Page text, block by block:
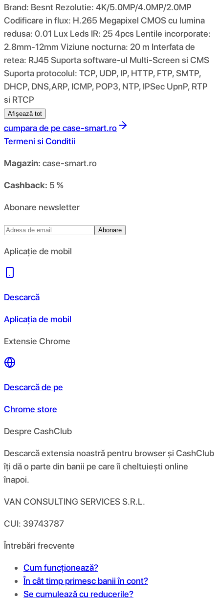
Brand: Besnt Rezolutie: 4K/5.0MP/4.0MP/2.0MP
Codificare in flux: H.265 Megapixel CMOS cu lumina
redusa: 0.01 Lux Leds IR: 25 4pcs Lentile incorporate:
2.8mm-12mm Viziune nocturna: 20 m Interfata de
retea: RJ45 Suporta software-ul Multi-Screen si CMS
Suporta protocolul: TCP, UDP, IP, HTTP, FTP, SMTP,
DHCP, DNS,ARP, ICMP, POP3, NTP, IPSec UpnP, RTP
si RTCP
Afișează tot
cumpara de pe case-smart.ro
Termeni si Conditii
Magazin: case-smart.ro
Cashback: 5 %
Abonare newsletter
Abonare
Aplicație de mobil
Descarcă
Aplicația de mobil
Extensie Chrome
Descarcă de pe
Chrome store
Despre CashClub
Descarcă extensia noastră pentru browser și CashClub
îți dă o parte din banii pe care îi cheltuiești online
înapoi.
VAN CONSULTING SERVICES S.R.L.
CUI: 39743787
Întrebări frecvente
Cum funcționează?
În cât timp primesc banii în cont?
Se cumulează cu reducerile?